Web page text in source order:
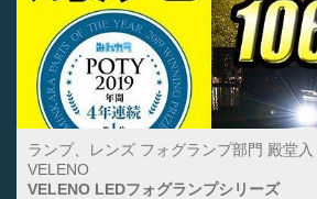
ランプ、レンズ フォグランプ部門 殿堂入
VELENO
VELENO LEDフォグランプシリーズ